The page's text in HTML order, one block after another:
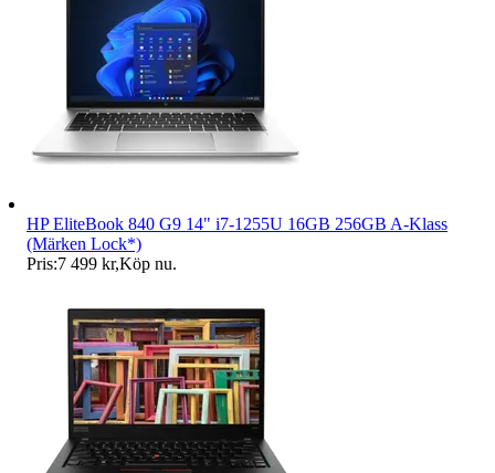
HP EliteBook 840 G9 14" i7-1255U 16GB 256GB A-Klass
(Märken Lock*)
Pris:7 499 kr,Köp nu.